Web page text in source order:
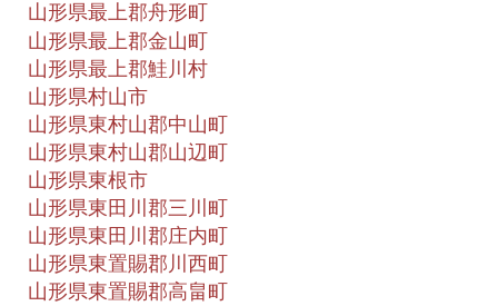
山形県最上郡舟形町
山形県最上郡金山町
山形県最上郡鮭川村
山形県村山市
山形県東村山郡中山町
山形県東村山郡山辺町
山形県東根市
山形県東田川郡三川町
山形県東田川郡庄内町
山形県東置賜郡川西町
山形県東置賜郡高畠町